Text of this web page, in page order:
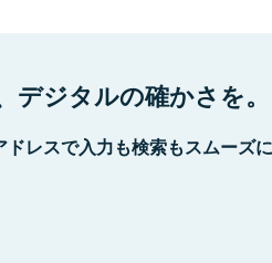
デジタルの確かさを。
ドレスで入力も検索もスムーズ